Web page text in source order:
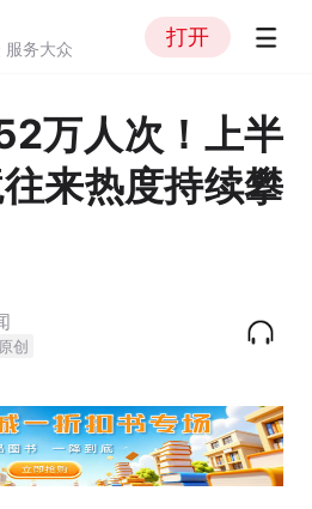
服务大众
打开
万人次！上半
来热度持续攀
原创